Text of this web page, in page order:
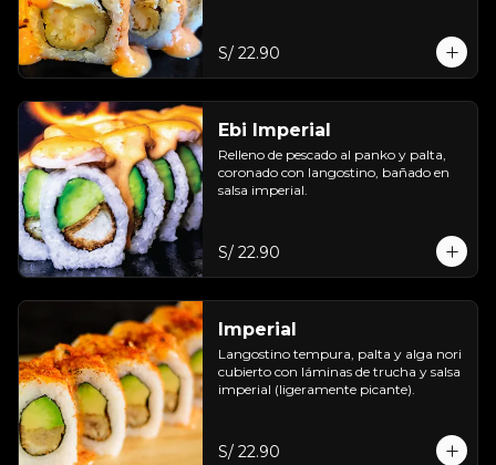
S/ 22.90
Ebi Imperial
Relleno de pescado al panko y palta,
coronado con langostino, bañado en
salsa imperial.
S/ 22.90
Imperial
Langostino tempura, palta y alga nori
cubierto con láminas de trucha y salsa
imperial (ligeramente picante).
S/ 22.90